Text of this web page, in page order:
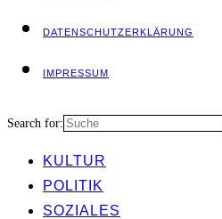
DATEN­SCHUTZ­ER­KLÄ­RUNG
IMPRES­SUM
Search for:
KUL­TUR
POLI­TIK
SOZIA­LES